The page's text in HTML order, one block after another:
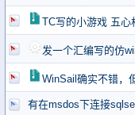
TC写的小游戏 五心
发一个汇编写的仿
WinSail确实不错，
有在msdos下连接